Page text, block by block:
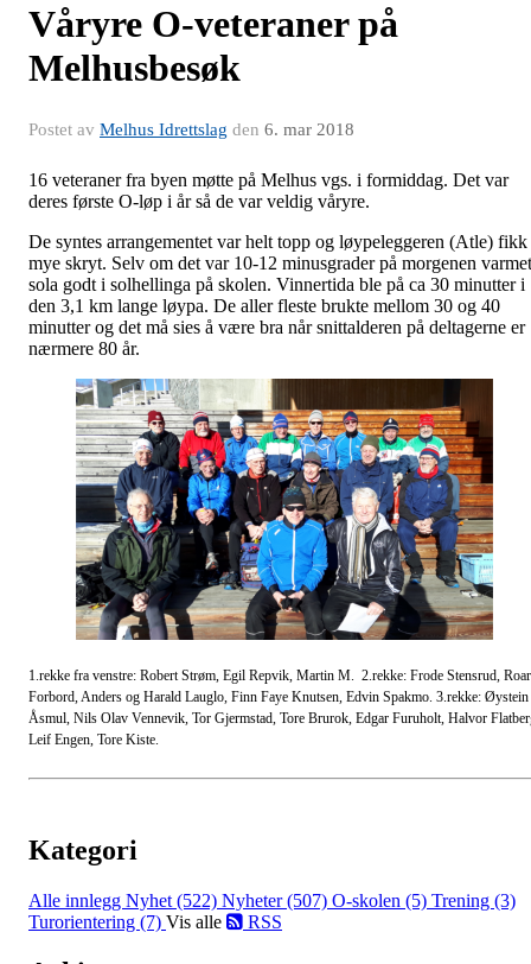
Våryre O-veteraner på
Melhusbesøk
Postet av Melhus Idrettslag den 6. mar 2018
16 veteraner fra byen møtte på Melhus vgs. i formiddag. Det var
deres første O-løp i år så de var veldig våryre.
De syntes arrangementet var helt topp og løypeleggeren (Atle) fikk
mye skryt. Selv om det var 10-12 minusgrader på morgenen varmet
sola godt i solhellinga på skolen. Vinnertida ble på ca 30 minutter i
den 3,1 km lange løypa. De aller fleste brukte mellom 30 og 40
minutter og det må sies å være bra når snittalderen på deltagerne er
nærmere 80 år.
1.rekke fra venstre: Robert Strøm, Egil Repvik, Martin M. 2.rekke: Frode Stensrud, Roar
Forbord, Anders og Harald Lauglo, Finn Faye Knutsen, Edvin Spakmo. 3.rekke: Øystein
Åsmul, Nils Olav Vennevik, Tor Gjermstad, Tore Brurok, Edgar Furuholt, Halvor
Leif Engen, Tore Kiste.
Kategori
Alle innlegg Nyhet (522) Nyheter (507) O-skolen (5) Trening (3)
Turorientering (7) Vis alle RSS